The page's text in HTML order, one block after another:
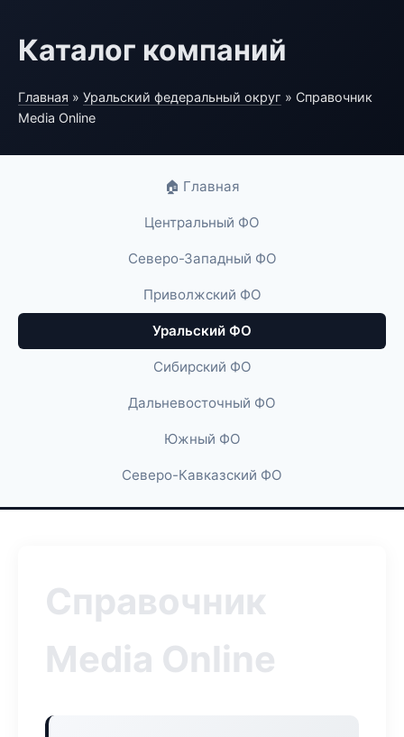
Каталог компаний
Главная » Уральский федеральный округ » Справочник
Media Online
🏠 Главная
Центральный ФО
Северо-Западный ФО
Приволжский ФО
Уральский ФО
Сибирский ФО
Дальневосточный ФО
Южный ФО
Северо-Кавказский ФО
Справочник
Media Online